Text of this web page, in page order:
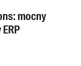
mocny